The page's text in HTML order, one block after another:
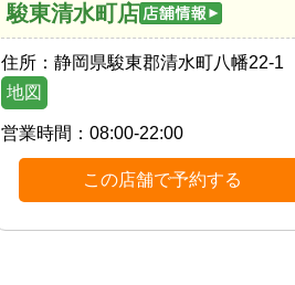
駿東清水町店
住所： 静岡県駿東郡清水町八幡22-1
地図
営業時間： 08:00-22:00
この店舗で予約する